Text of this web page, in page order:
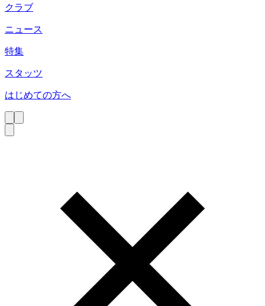
クラブ
ニュース
特集
スタッツ
はじめての方へ